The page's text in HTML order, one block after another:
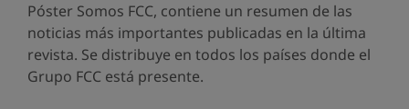
Póster Somos FCC, contiene un resumen de las
noticias más importantes publicadas en la última
revista. Se distribuye en todos los países donde el
Grupo FCC está presente.